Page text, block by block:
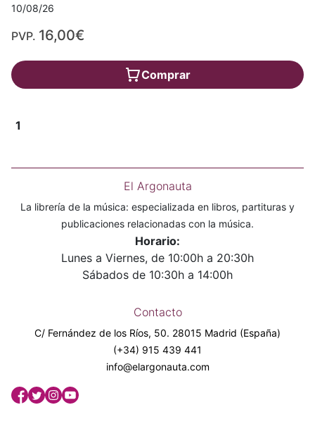
10/08/26
PVP. 16,00€
Comprar
1
El Argonauta
La librería de la música: especializada en libros, partituras y
publicaciones relacionadas con la música.
Horario:
Lunes a Viernes, de 10:00h a 20:30h
Sábados de 10:30h a 14:00h
Contacto
C/ Fernández de los Ríos, 50. 28015 Madrid (España)
(+34) 915 439 441
info@elargonauta.com